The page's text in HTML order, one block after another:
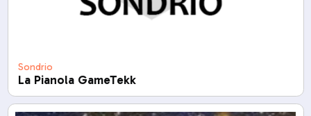
Sondrio
La Pianola GameTekk